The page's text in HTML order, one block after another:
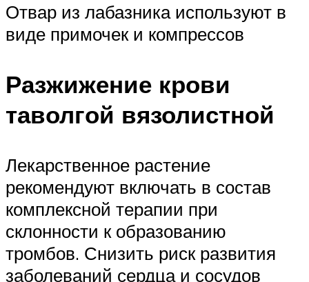
Отвар из лабазника используют в
виде примочек и компрессов
Разжижение крови
таволгой вязолистной
Лекарственное растение
рекомендуют включать в состав
комплексной терапии при
склонности к образованию
тромбов. Снизить риск развития
заболеваний сердца и сосудов